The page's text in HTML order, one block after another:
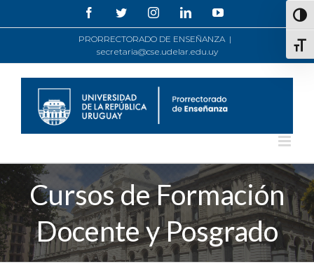
FacebookTwitterInstagramLinkedInYouTube
PRORRECTORADO DE ENSEÑANZA |
secretaria@cse.udelar.edu.uy
Cursos de Formación
Docente y Posgrado